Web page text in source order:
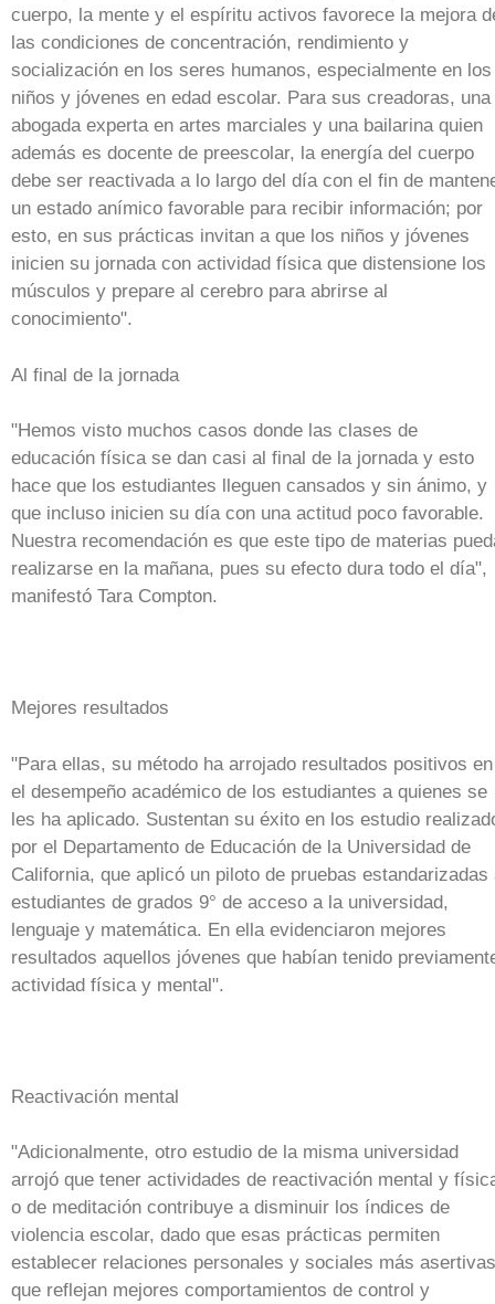
cuerpo, la mente y el espíritu activos favorece la mejora
las condiciones de concentración, rendimiento y
socialización en los seres humanos, especialmente en los
niños y jóvenes en edad escolar. Para sus creadoras, una
abogada experta en artes marciales y una bailarina quien
además es docente de preescolar, la energía del cuerpo
debe ser reactivada a lo largo del día con el fin de
un estado anímico favorable para recibir información; por
esto, en sus prácticas invitan a que los niños y jóvenes
inicien su jornada con actividad física que distensione los
músculos y prepare al cerebro para abrirse al
conocimiento".
Al final de la jornada
"Hemos visto muchos casos donde las clases de
educación física se dan casi al final de la jornada y esto
hace que los estudiantes lleguen cansados y sin ánimo, y
que incluso inicien su día con una actitud poco favorable.
Nuestra recomendación es que este tipo de materias
realizarse en la mañana, pues su efecto dura todo el día",
manifestó Tara Compton.
Mejores resultados
"Para ellas, su método ha arrojado resultados positivos en
el desempeño académico de los estudiantes a quienes se
les ha aplicado. Sustentan su éxito en los estudio
por el Departamento de Educación de la Universidad de
California, que aplicó un piloto de pruebas estandarizadas
estudiantes de grados 9° de acceso a la universidad,
lenguaje y matemática. En ella evidenciaron mejores
resultados aquellos jóvenes que habían tenido
actividad física y mental".
Reactivación mental
"Adicionalmente, otro estudio de la misma universidad
arrojó que tener actividades de reactivación mental y
o de meditación contribuye a disminuir los índices de
violencia escolar, dado que esas prácticas permiten
establecer relaciones personales y sociales más
que reflejan mejores comportamientos de control y